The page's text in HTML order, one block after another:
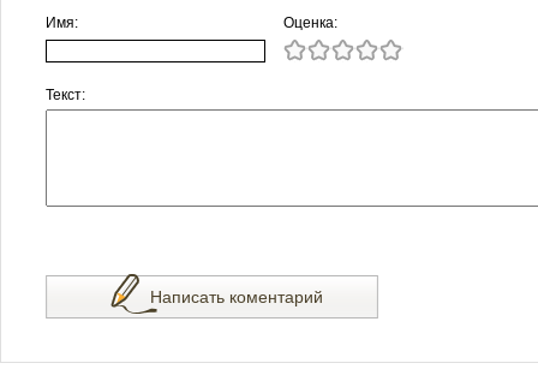
Имя: Оценка:
Текст:
Написать коментарий